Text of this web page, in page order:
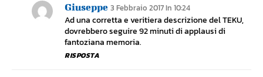
Giuseppe 3 Febbraio 2017 In 10:24
Ad una corretta e veritiera descrizione del TEKU,
dovrebbero seguire 92 minuti di applausi di
fantoziana memoria.
RISPOSTA